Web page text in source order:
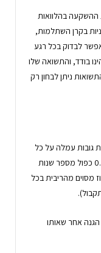
ההשקעה בהלוואות
בקרן השתלמות,
לבדוק בכל רגע
בודד, והתשואה שלו
ניתן לבחון רק
גובות עמלה על כל
תקבול שמשלם המלווה (משל בלנדר גובה 0.7% כפול מספר שנות
מסוים מהריבית בכל
הגנה אחר שאותו